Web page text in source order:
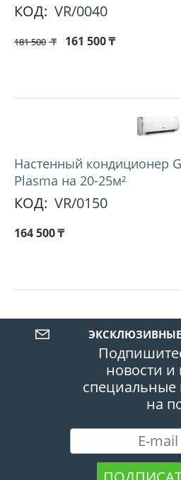
КОД: VR/0040
181 500 ₸ 161 500₸
Настенный кондиционер
Plasma на 20-25м²
КОД: VR/0150
164 500₸
новости и
на